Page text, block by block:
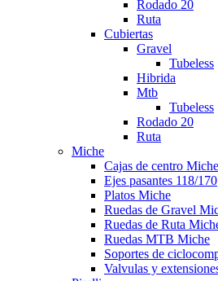
Rodado 20
Ruta
Cubiertas
Gravel
Tubeless
Hibrida
Mtb
Tubeless
Rodado 20
Ruta
Miche
Cajas de centro Miche
Ejes pasantes 118/170
Platos Miche
Ruedas de Gravel
Ruedas de Ruta
Ruedas MTB Miche
Soportes de
Valvulas y